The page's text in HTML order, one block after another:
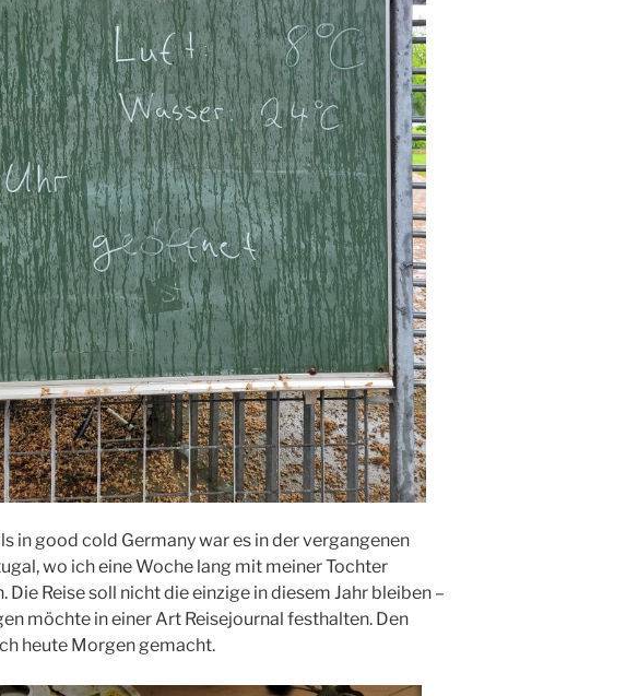
in good cold Germany war es in der vergangenen
wo ich eine Woche lang mit meiner Tochter
Die Reise soll nicht die einzige in diesem Jahr bleiben –
möchte in einer Art Reisejournal festhalten. Den
heute Morgen gemacht.